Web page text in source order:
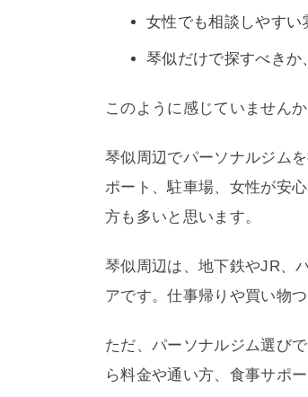
女性でも相談しやすい
琴似だけで探すべきか
このように感じていませんか
琴似周辺でパーソナルジム
ポート、駐車場、女性が安
方も多いと思います。
琴似周辺は、地下鉄やJR、
アです。仕事帰りや買い物
ただ、パーソナルジム選び
ら料金や通い方、食事サポ